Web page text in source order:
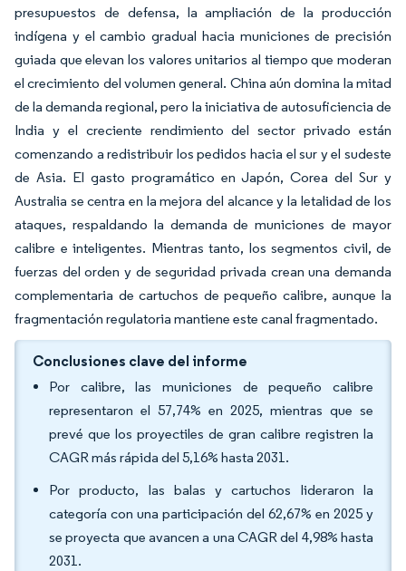
presupuestos de defensa, la ampliación de la producción
indígena y el cambio gradual hacia municiones de precisión
guiada que elevan los valores unitarios al tiempo que moderan
el crecimiento del volumen general. China aún domina la mitad
de la demanda regional, pero la iniciativa de autosuficiencia de
India y el creciente rendimiento del sector privado están
comenzando a redistribuir los pedidos hacia el sur y el sudeste
de Asia. El gasto programático en Japón, Corea del Sur y
Australia se centra en la mejora del alcance y la letalidad de los
ataques, respaldando la demanda de municiones de mayor
calibre e inteligentes. Mientras tanto, los segmentos civil, de
fuerzas del orden y de seguridad privada crean una demanda
complementaria de cartuchos de pequeño calibre, aunque la
fragmentación regulatoria mantiene este canal fragmentado.
Conclusiones clave del informe
Por calibre, las municiones de pequeño calibre
representaron el 57,74% en 2025, mientras que se
prevé que los proyectiles de gran calibre registren la
CAGR más rápida del 5,16% hasta 2031.
Por producto, las balas y cartuchos lideraron la
categoría con una participación del 62,67% en 2025 y
se proyecta que avancen a una CAGR del 4,98% hasta
2031.